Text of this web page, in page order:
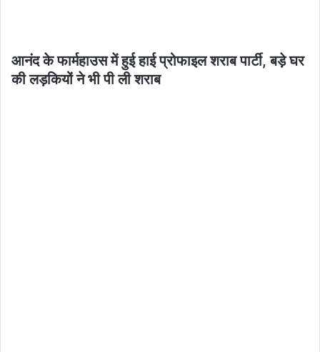
आनंद के फार्महाउस में हुई हाई प्रोफाइल शराब पार्टी, बड़े घर
की लड़कियों ने भी पी ली शराब